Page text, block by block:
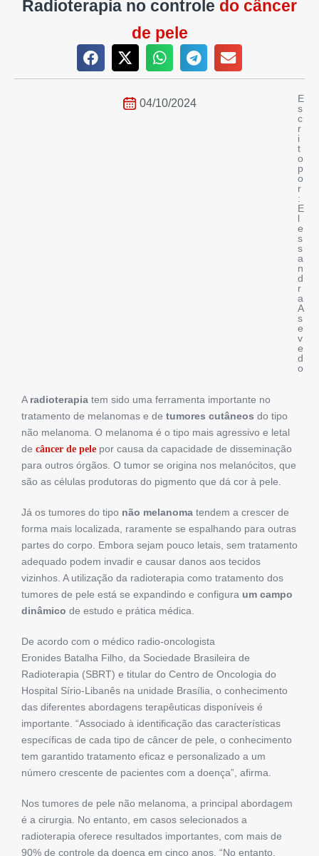
Radioterapia no controle do câncer
de pele
04/10/2024
E
s
c
r
i
t
o
p
o
r
:
E
l
e
s
s
a
n
d
r
a
A
s
e
v
e
d
o
A radioterapia tem sido uma ferramenta importante no
tratamento de melanomas e de tumores cutâneos do tipo
não melanoma. O melanoma é o tipo mais agressivo e letal
de câncer de pele por causa da capacidade de disseminação
para outros órgãos. O tumor se origina nos melanócitos, que
são as células produtoras do pigmento que dá cor à pele.
Já os tumores do tipo não melanoma tendem a crescer de
forma mais localizada, raramente se espalhando para outras
partes do corpo. Embora sejam pouco letais, sem tratamento
adequado podem invadir e causar danos aos tecidos
vizinhos. A utilização da radioterapia como tratamento dos
tumores de pele está se expandindo e configura um campo
dinâmico de estudo e prática médica.
De acordo com o médico radio-oncologista
Eronides Batalha Filho, da Sociedade Brasileira de
Radioterapia (SBRT) e titular do Centro de Oncologia do
Hospital Sírio-Libanês na unidade Brasília, o conhecimento
das diferentes abordagens terapêuticas disponíveis é
importante. “Associado à identificação das características
específicas de cada tipo de câncer de pele, o conhecimento
tem garantido tratamento eficaz e personalizado a um
número crescente de pacientes com a doença”, afirma.
Nos tumores de pele não melanoma, a principal abordagem
é a cirurgia. No entanto, em casos selecionados a
radioterapia oferece resultados importantes, com mais de
90% de controle da doença em cinco anos. “No entanto,